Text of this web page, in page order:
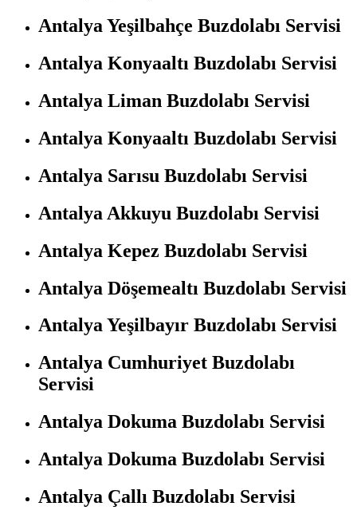
Antalya Yeşilbahçe Buzdolabı Servisi
Antalya Konyaaltı Buzdolabı Servisi
Antalya Liman Buzdolabı Servisi
Antalya Konyaaltı Buzdolabı Servisi
Antalya Sarısu Buzdolabı Servisi
Antalya Akkuyu Buzdolabı Servisi
Antalya Kepez Buzdolabı Servisi
Antalya Döşemealtı Buzdolabı Servisi
Antalya Yeşilbayır Buzdolabı Servisi
Antalya Cumhuriyet Buzdolabı
Servisi
Antalya Dokuma Buzdolabı Servisi
Antalya Dokuma Buzdolabı Servisi
Antalya Çallı Buzdolabı Servisi